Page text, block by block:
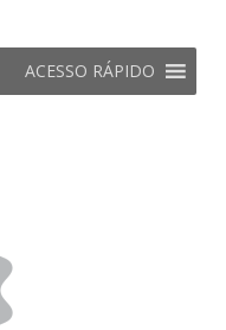
ACESSO RÁPIDO